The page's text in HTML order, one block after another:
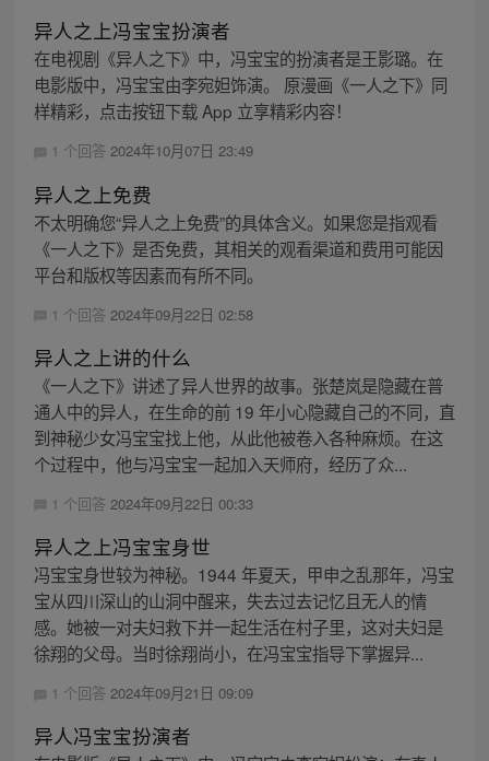
异人之上冯宝宝扮演者
在电视剧《异人之下》中，冯宝宝的扮演者是王影璐。在
电影版中，冯宝宝由李宛妲饰演。 原漫画《一人之下》同
样精彩，点击按钮下载 App 立享精彩内容！
1 个回答 2024年10月07日 23:49
异人之上免费
不太明确您“异人之上免费”的具体含义。如果您是指观看
《一人之下》是否免费，其相关的观看渠道和费用可能因
平台和版权等因素而有所不同。
1 个回答 2024年09月22日 02:58
异人之上讲的什么
《一人之下》讲述了异人世界的故事。张楚岚是隐藏在普
通人中的异人，在生命的前 19 年小心隐藏自己的不同，直
到神秘少女冯宝宝找上他，从此他被卷入各种麻烦。在这
个过程中，他与冯宝宝一起加入天师府，经历了众...
1 个回答 2024年09月22日 00:33
异人之上冯宝宝身世
冯宝宝身世较为神秘。1944 年夏天，甲申之乱那年，冯宝
宝从四川深山的山洞中醒来，失去过去记忆且无人的情
感。她被一对夫妇救下并一起生活在村子里，这对夫妇是
徐翔的父母。当时徐翔尚小，在冯宝宝指导下掌握异...
1 个回答 2024年09月21日 09:09
异人冯宝宝扮演者